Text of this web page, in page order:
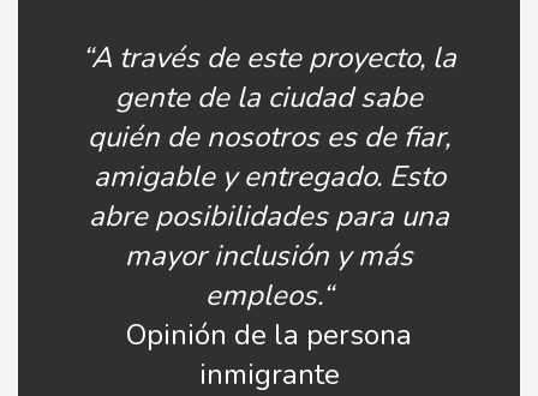
“A través de este proyecto, la
gente de la ciudad sabe
quién de nosotros es de fiar,
amigable y entregado. Esto
abre posibilidades para una
mayor inclusión y más
empleos.“
Opinión de la persona
inmigrante